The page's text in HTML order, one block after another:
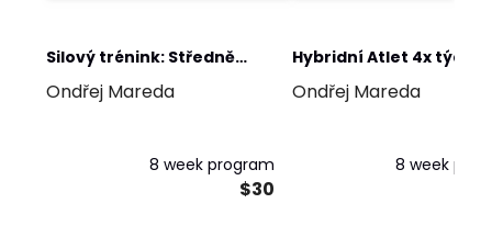
Silový trénink: Středně
pokročilý (Linear-
Ondřej Mareda
8 week program
$30
Hybridní Atlet 4x týdně
Ondřej Mareda
8 week